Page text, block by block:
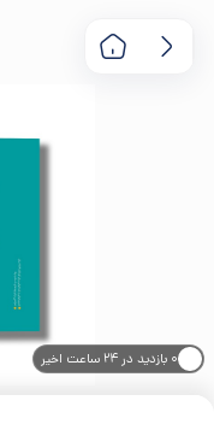
۰ بازدید در ۲۴ ساعت اخیر